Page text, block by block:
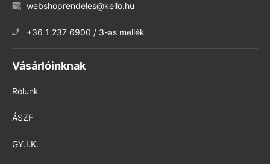
webshoprendeles@kello.hu
+36 1 237 6900 / 3-as mellék
Vásárlóinknak
Rólunk
ÁSZF
GY.I.K.